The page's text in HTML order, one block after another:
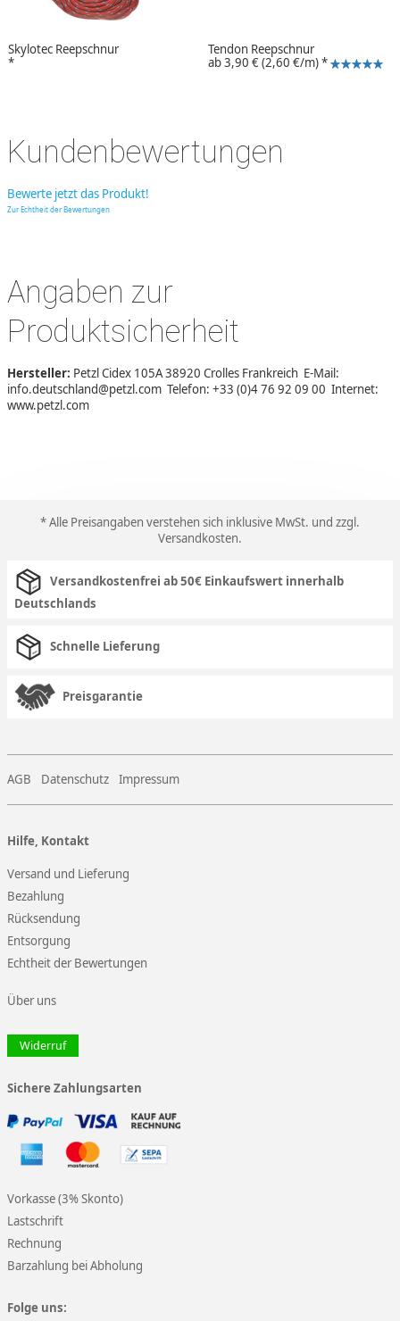
Skylotec Reepschnur
*
Tendon Reepschnur
ab3,90 €(2,60 €/m)*
Kundenbewertungen
Bewerte jetzt das Produkt!
Zur Echtheit der Bewertungen
Angaben zur
Produktsicherheit
Hersteller: Petzl Cidex 105A 38920 Crolles Frankreich E-Mail:
info.deutschland@petzl.com Telefon: +33 (0)4 76 92 09 00 Internet:
www.petzl.com
* Alle Preisangaben verstehen sich inklusive MwSt. und zzgl.
Versandkosten.
Versandkostenfrei ab 50€ Einkaufswert innerhalb
Deutschlands
Schnelle Lieferung
Preisgarantie
AGB Datenschutz Impressum
Hilfe, Kontakt
Versand und Lieferung
Bezahlung
Rücksendung
Entsorgung
Echtheit der Bewertungen
Über uns
Widerruf
Sichere Zahlungsarten
Vorkasse (3% Skonto)
Lastschrift
Rechnung
Barzahlung bei Abholung
Folge uns: